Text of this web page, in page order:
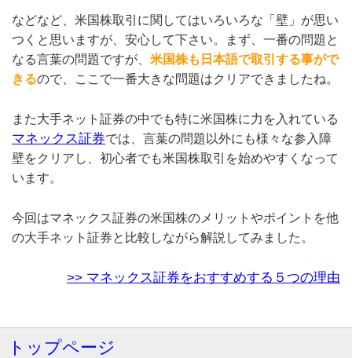
などなど、米国株取引に関してはいろいろな「壁」が思い
つくと思いますが、安心して下さい。まず、一番の問題と
なる言葉の問題ですが、 米国株も日本語で取引する事がで
きるので、ここで一番大きな問題はクリアできましたね。
また大手ネット証券の中でも特に米国株に力を入れている
マネックス証券では、言葉の問題以外にも様々な参入障
壁をクリアし、初心者でも米国株取引を始めやすくなって
います。
今回はマネックス証券の米国株のメリットやポイントを他
の大手ネット証券と比較しながら解説してみました。
>> マネックス証券をおすすめする５つの理由
トップページ